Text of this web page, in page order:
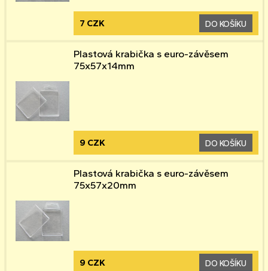
7 CZK DO KOŠÍKU
Plastová krabička s euro-závěsem
75x57x14mm
9 CZK DO KOŠÍKU
Plastová krabička s euro-závěsem
75x57x20mm
9 CZK DO KOŠÍKU